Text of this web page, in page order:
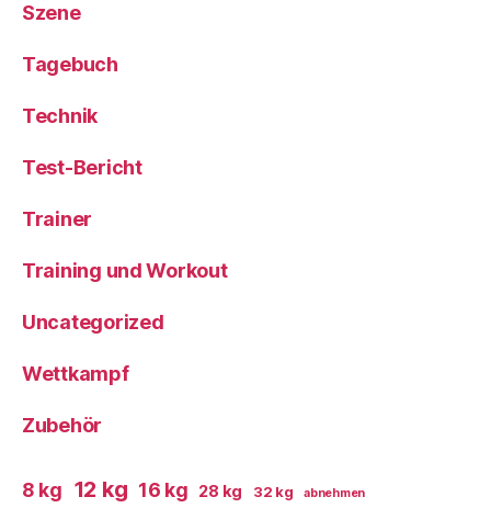
Szene
Tagebuch
Technik
Test-Bericht
Trainer
Training und Workout
Uncategorized
Wettkampf
Zubehör
8 kg 12 kg 16 kg 28 kg 32 kg abnehmen